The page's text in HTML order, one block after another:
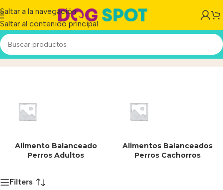
Saltar a la navegación
Saltar al contenido principal
SecosInicio/Producto
Alimento Balanceado
Perros Adultos
Alimentos Balanceados
Perros Cachorros
Filters